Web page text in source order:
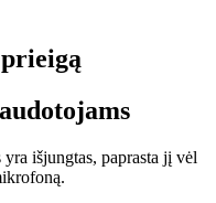
išjungtas, paprasta jį vėl